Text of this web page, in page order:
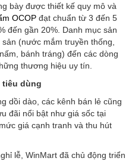
bày được thiết kế quy mô và
OCOP đạt chuẩn từ 3 đến 5
đến gần 20%. Danh mục sản
(nước mắm truyền thống,
bánh tráng) đến các dòng
thương hiệu uy tín.
tiêu dùng
dồi dào, các kênh bán lẻ cũng
đãi nổi bật như giá sốc tại
giá cạnh tranh và thu hút
lễ, WinMart đã chủ động triển